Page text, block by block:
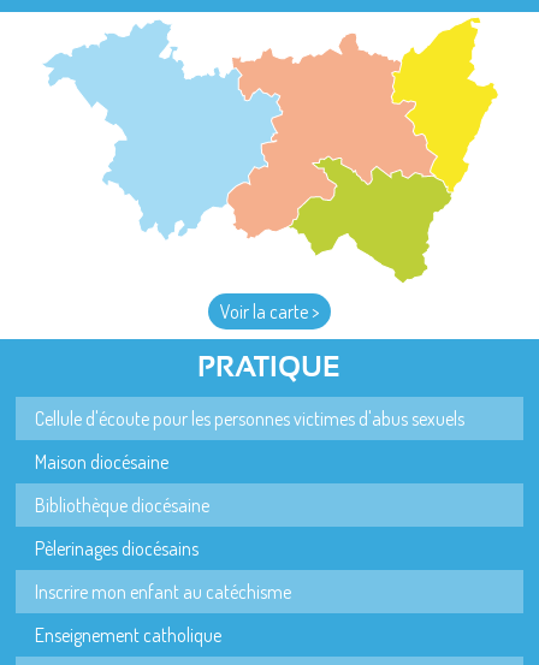
Voir la carte >
PRATIQUE
Cellule d'écoute pour les personnes victimes d'abus sexuels
Maison diocésaine
Bibliothèque diocésaine
Pèlerinages diocésains
Inscrire mon enfant au catéchisme
Enseignement catholique